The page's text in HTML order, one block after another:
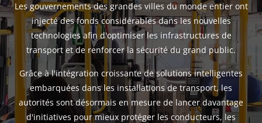
Les gouvernements des grandes villes du monde entier ont
injecté des fonds considérables dans les nouvelles
technologies afin d'optimiser les infrastructures de
transport et de renforcer la sécurité du grand public.
Grâce à l'intégration croissante de solutions intelligentes
embarquées dans les installations de transport, les
autorités sont désormais en mesure de lancer davantage
d'initiatives pour mieux protéger les conducteurs, les